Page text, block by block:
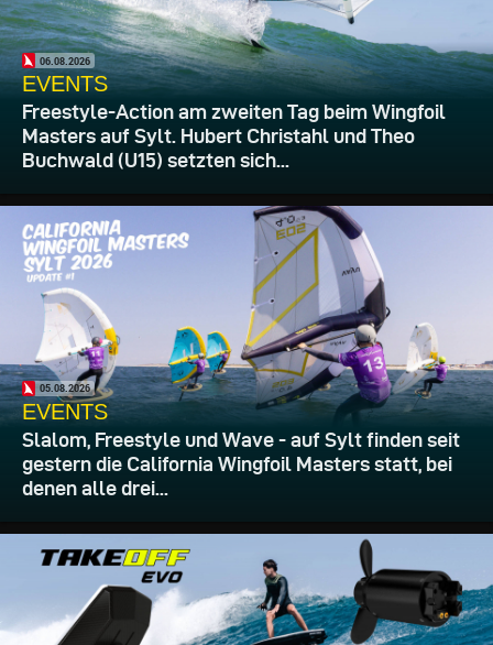
06.08.2026
EVENTS
Freestyle-Action am zweiten Tag beim Wingfoil
Masters auf Sylt. Hubert Christahl und Theo
Buchwald (U15) setzten sich...
05.08.2026
EVENTS
Slalom, Freestyle und Wave - auf Sylt finden seit
gestern die California Wingfoil Masters statt, bei
denen alle drei...